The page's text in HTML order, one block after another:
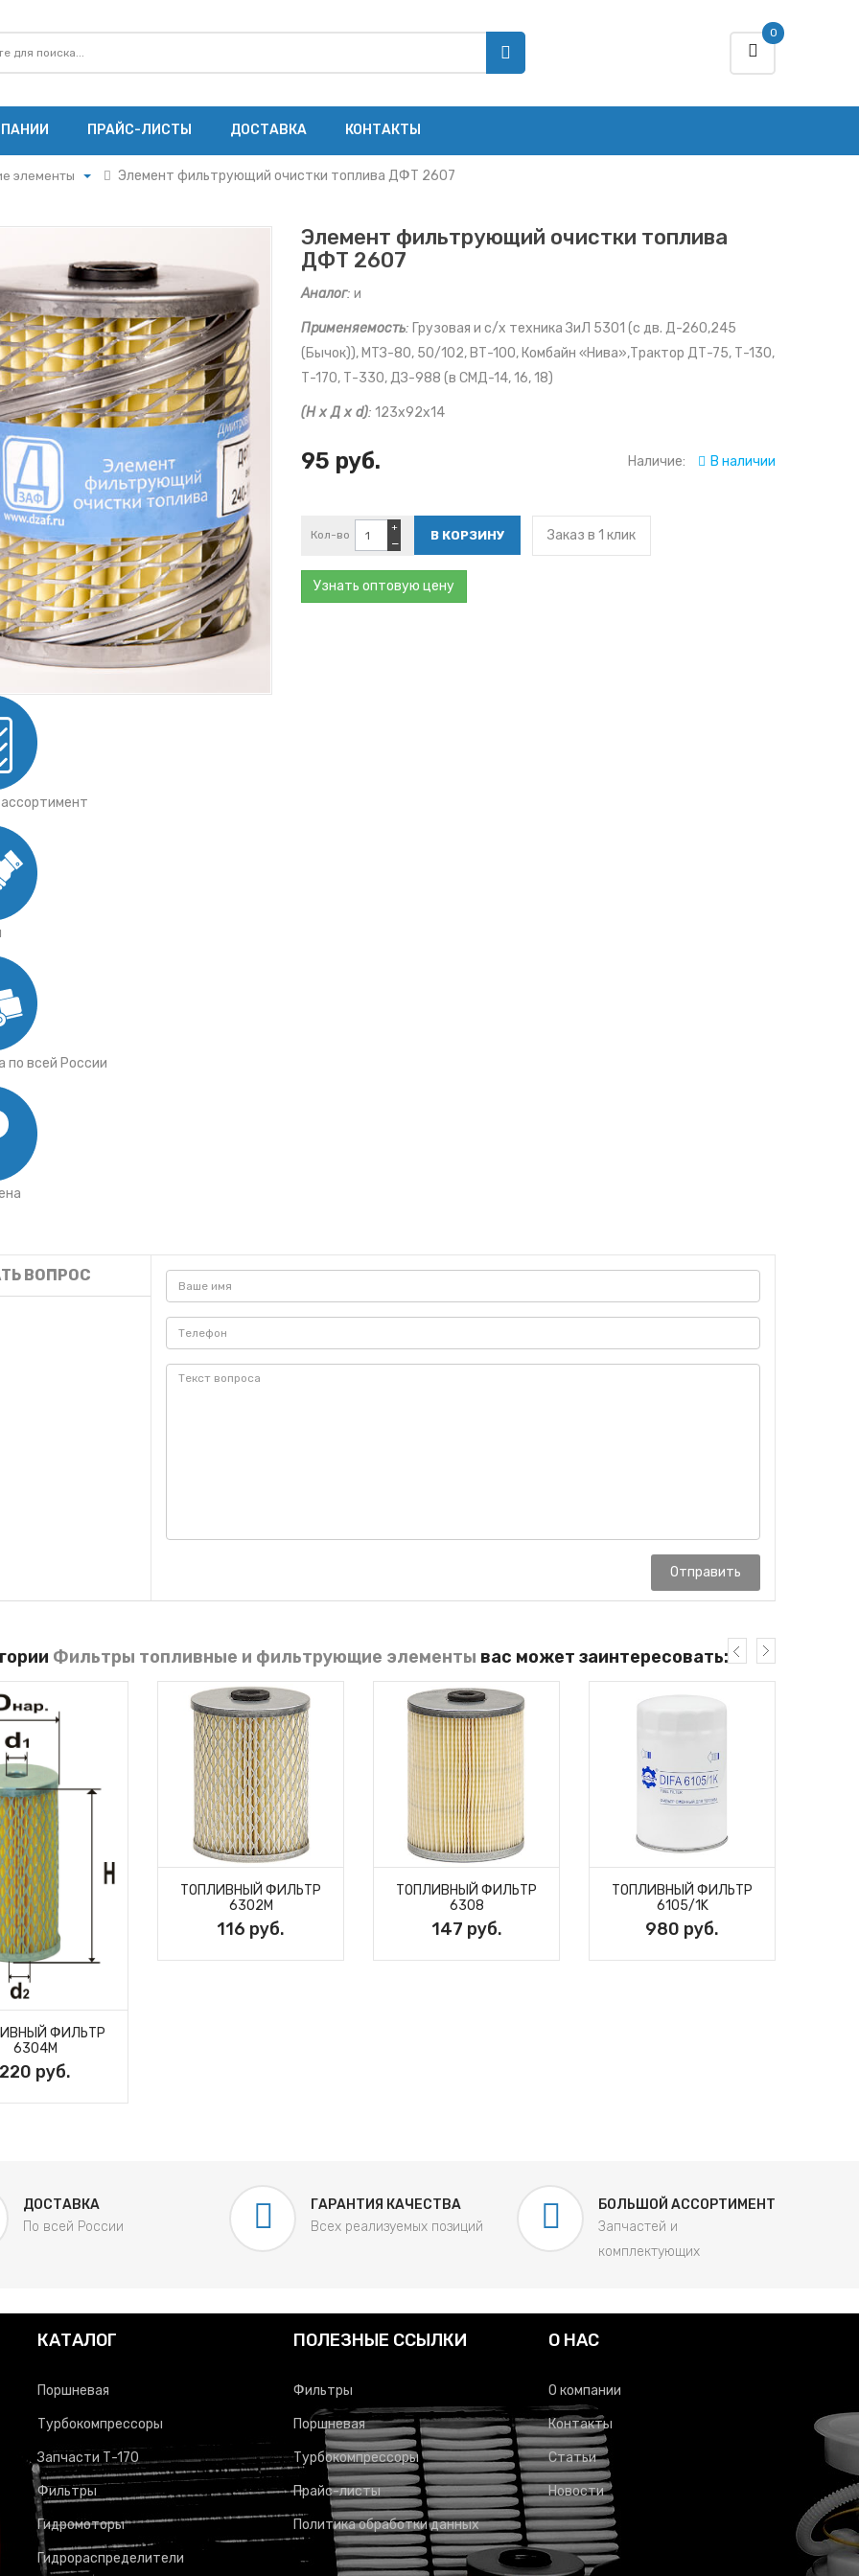
0
ПРАЙС-ЛИСТЫ ДОСТАВКА КОНТАКТЫ
элементы
элементы
ММЗ
МАЗ
Cummins
Ярославского
ЗМЗ
ГАЗ
Mann
Iveco
JCB
Элемент фильтрующий очистки топлива ДФТ 2607
Элемент фильтрующий очистки топлива
ДФТ 2607
Аналог: и
Применяемость: Грузовая и с/х техника ЗиЛ 5301 (с дв. Д-260,245
(Бычок)), МТЗ-80, 50/102, ВТ-100, Комбайн «Нива»,Трактор ДТ-75, Т-130,
Т-170, Т-330, ДЗ-988 (в СМД-14, 16, 18)
(Н х Д х d): 123х92х14
95 руб. Наличие: В наличии
Кол-во
−
+ Заказ в 1 клик
Узнать оптовую цену
по всей России
ВОПРОС
Отправить
Фильтры топливные и фильтрующие элементы вас может заинтересовать:
ФИЛЬТР
6304M
220 руб.
ТОПЛИВНЫЙ ФИЛЬТР
6302M
116 руб.
ТОПЛИВНЫЙ ФИЛЬТР
6308
147 руб.
ТОПЛИВНЫЙ ФИЛЬТР
6105/1K
980 руб.
ДОСТАВКА
По всей России
ГАРАНТИЯ КАЧЕСТВА
Всех реализуемых позиций
БОЛЬШОЙ АССОРТИМЕНТ
Запчастей и
комплектующих
КАТАЛОГ
Поршневая
Турбокомпрессоры
Запчасти Т-170
Фильтры
Гидромоторы
Гидрораспределители
ПОЛЕЗНЫЕ ССЫЛКИ
Фильтры
Поршневая
Турбокомпрессоры
Прайс-листы
Политика обработки данных
О НАС
О компании
Контакты
Статьи
Новости